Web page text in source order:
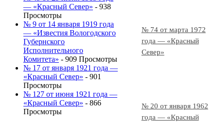
№ 74 от марта 1972
года — «Красный
Север»
№ 20 от января 1962
года — «Красный
— «Красный Север» - 938
Просмотры
№ 9 от 14 января 1919 года
— «Известия Вологодского
Губернского
Исполнительного
Комитета» - 909 Просмотры
№ 17 от января 1921 года —
«Красный Север» - 901
Просмотры
№ 127 от июня 1921 года —
«Красный Север» - 866
Просмотры